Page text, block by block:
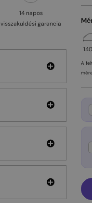
14 napos
visszaküldési garancia
A